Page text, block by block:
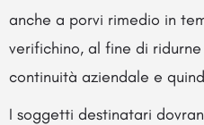
anche a porvi rimedio in
verifichino, al fine di
continuità aziendale e
I soggetti destinatari